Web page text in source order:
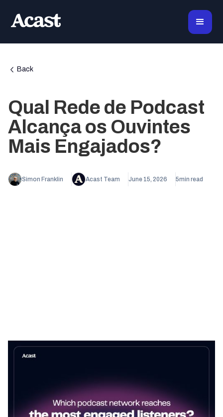
Back
Qual Rede de Podcast
Alcança os Ouvintes
Mais Engajados?
Simon Franklin Acast Team June 15, 2026 5min read
Heading 1
Heading 2